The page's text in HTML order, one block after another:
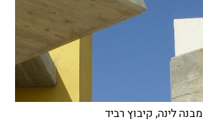
מבנה לינה, קיבוץ רביד